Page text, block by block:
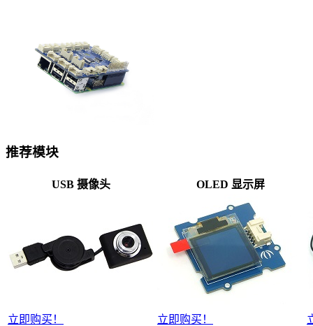
推荐模块
USB 摄像头 OLED 显示屏
立即购买！ 立即购买！